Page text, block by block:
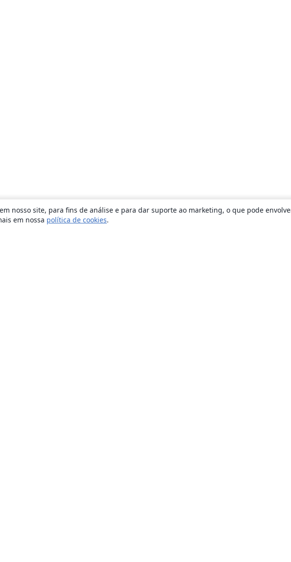
nosso site, para fins de análise e para dar suporte ao marketing, o que pode
em nossa política de cookies.